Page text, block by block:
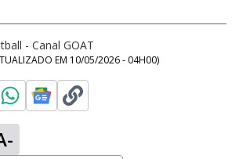
- Canal GOAT
EM 10/05/2026 - 04H00)